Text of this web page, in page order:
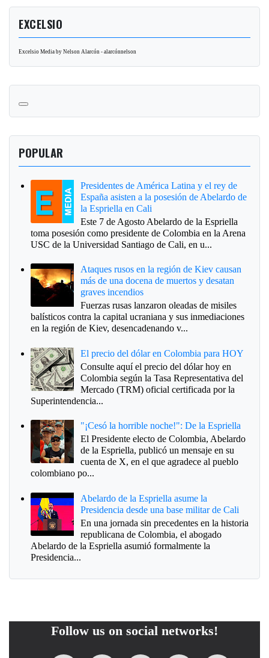
EXCELSIO
Excelsio Media by Nelson Alarcón - alarcónnelson
POPULAR
Presidentes de América Latina y el rey de
España asisten a la posesión de Abelardo de
la Espriella en Cali
Este 7 de Agosto Abelardo de la Espriella
toma posesión como presidente de Colombia en la Arena
USC de la Universidad Santiago de Cali, en u...
Ataques rusos en la región de Kiev causan
más de una docena de muertos y desatan
graves incendios
Fuerzas rusas lanzaron oleadas de misiles
balísticos contra la capital ucraniana y sus inmediaciones
en la región de Kiev, desencadenando v...
El precio del dólar en Colombia para HOY
Consulte aquí el precio del dólar hoy en
Colombia según la Tasa Representativa del
Mercado (TRM) oficial certificada por la
Superintendencia...
"¡Cesó la horrible noche!": De la Espriella
El Presidente electo de Colombia, Abelardo
de la Espriella, publicó un mensaje en su
cuenta de X, en el que agradece al pueblo
colombiano po...
Abelardo de la Espriella asume la
Presidencia desde una base militar de Cali
En una jornada sin precedentes en la historia
republicana de Colombia, el abogado
Abelardo de la Espriella asumió formalmente la
Presidencia...
Follow us on social networks!